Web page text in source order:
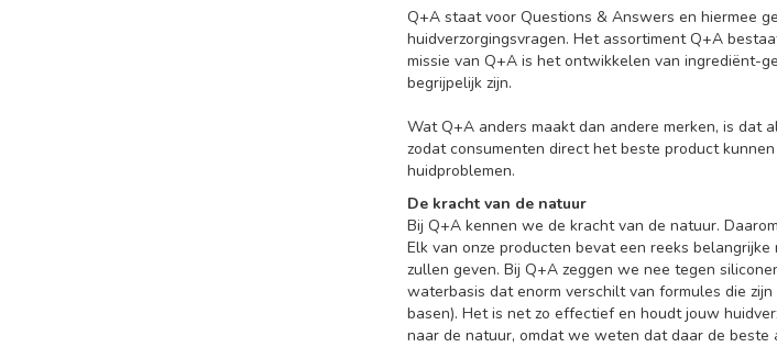
Q+A staat voor Questions & Answers en hiermee
huidverzorgingsvragen. Het assortiment Q+A
missie van Q+A is het ontwikkelen van ingrediënt-
begrijpelijk zijn.
Wat Q+A anders maakt dan andere merken, is dat
zodat consumenten direct het beste product
huidproblemen.
De kracht van de natuur
Bij Q+A kennen we de kracht van de natuur.
Elk van onze producten bevat een reeks
zullen geven. Bij Q+A zeggen we nee tegen
waterbasis dat enorm verschilt van formules die
basen). Het is net zo effectief en houdt jouw
naar de natuur, omdat we weten dat daar de beste